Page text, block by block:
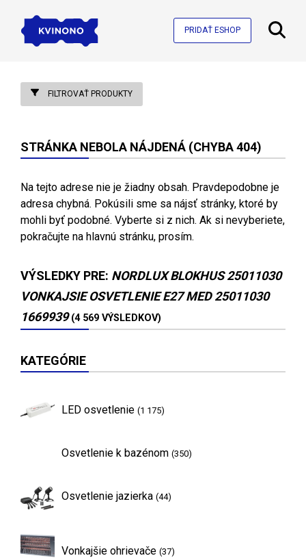
PRIDAŤ ESHOP
FILTROVAŤ PRODUKTY
STRÁNKA NEBOLA NÁJDENÁ (CHYBA 404)
Na tejto adrese nie je žiadny obsah. Pravdepodobne je
adresa chybná. Pokúsili sme sa nájsť stránky, ktoré by
mohli byť podobné. Vyberte si z nich. Ak si nevyberiete,
pokračujte na hlavnú stránku, prosím.
VÝSLEDKY PRE: NORDLUX BLOKHUS 25011030
VONKAJSIE OSVETLENIE E27 MED 25011030
1669939 (4 569 VÝSLEDKOV)
KATEGÓRIE
LED osvetlenie (1 175)
Osvetlenie k bazénom (350)
Osvetlenie jazierka (44)
Vonkajšie ohrievače (37)